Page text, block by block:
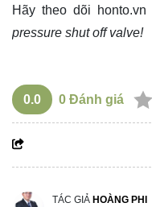
Hãy theo dõi honto.vn
pressure shut off valve!
0.0 0 Đánh giá
TÁC GIẢ HOÀNG PHI